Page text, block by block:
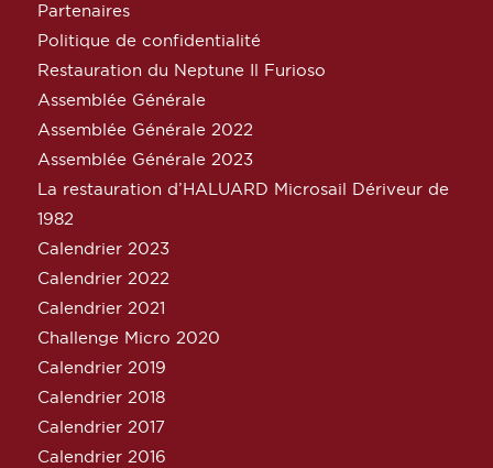
Partenaires
Politique de confidentialité
Restauration du Neptune Il Furioso
Assemblée Générale
Assemblée Générale 2022
Assemblée Générale 2023
La restauration d’HALUARD Microsail Dériveur de
1982
Calendrier 2023
Calendrier 2022
Calendrier 2021
Challenge Micro 2020
Calendrier 2019
Calendrier 2018
Calendrier 2017
Calendrier 2016